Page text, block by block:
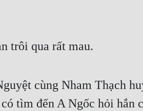
trôi qua rất mau.
cùng Nham Thạch
tìm đến A Ngốc hỏi hắn